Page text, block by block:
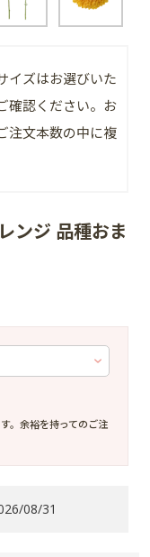
ンジ 品種おま
。余裕を持ってのご注
イズはお選びいた
確認ください。お
注文本数の中に複
08/31